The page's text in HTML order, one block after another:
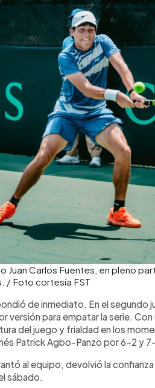
Juan Carlos Fuentes, en pleno
/ Foto cortesía FST
de inmediato. En el segundo
versión para empatar la serie.
del juego y frialdad en los
Patrick Agbo-Panzo por 6-2 y
al equipo, devolvió la confianza
sábado.